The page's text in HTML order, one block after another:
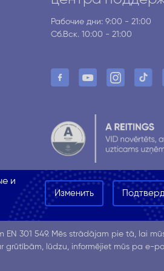
Рабочие дни: 9:00 - 21:00
Сб.Вск. 10:00 - 21:00
Все права защищены
301 549. Mēs strādājam pie tā, lai
grūtībām, lūdzu, informējiet mūs pa e-
и
Изменить